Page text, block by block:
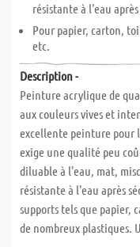
résistante à l'eau
Pour papier, carton,
etc.
Description -
Peinture acrylique de
aux couleurs vives et
excellente peinture pour
exige une qualité peu
diluable à l'eau, mat,
résistante à l'eau après
supports tels que papier,
de nombreux